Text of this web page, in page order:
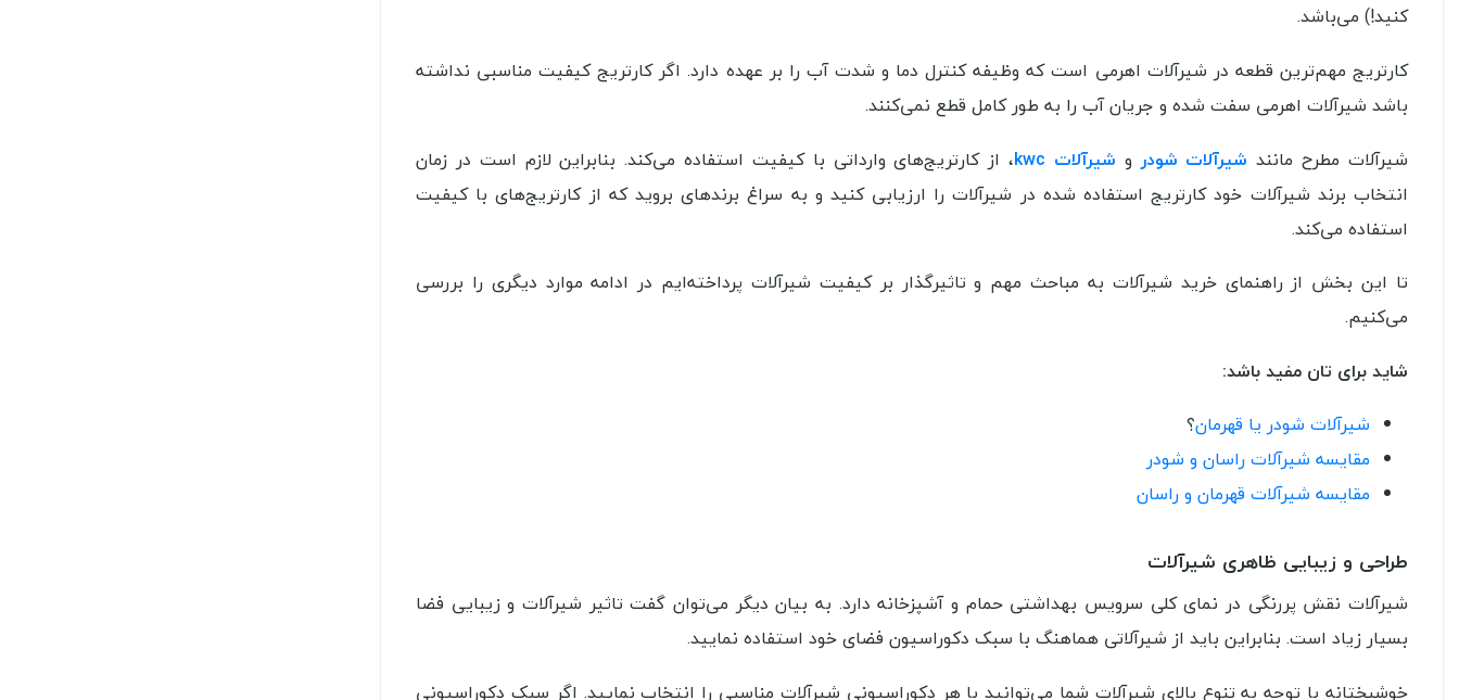
کنید!) می‌باشد.
کارتریج مهم‌ترین قطعه در شیرآلات اهرمی است که وظیفه کنترل دما و شدت آب را بر عهده دارد. اگر کارتریج کیفیت مناسبی نداشته
باشد شیرآلات اهرمی سفت شده و جریان آب را به طور کامل قطع نمی‌کنند.
شیرآلات مطرح مانند شیرآلات شودر و شیرآلات kwc
، از کارتریج‌های وارداتی با کیفیت استفاده می‌کند. بنابراین لازم است در زمان
انتخاب برند شیرآلات خود کارتریج استفاده شده در شیرآلات را ارزیابی کنید و به سراغ برندهای بروید که از کارتریج‌های با کیفیت
استفاده می‌کند.
تا این بخش از راهنمای خرید شیرآلات به مباحث مهم و تاثیرگذار بر کیفیت شیرآلات پرداخته‌ایم در ادامه موارد دیگری را بررسی
می‌کنیم.
شاید برای تان مفید باشد:
شیرآلات شودر یا قهرمان؟
مقایسه شیرآلات راسان و شودر
مقایسه شیرآلات قهرمان و راسان
طراحی و زیبایی ظاهری شیرآلات
شیرآلات نقش پررنگی در نمای کلی سرویس بهداشتی حمام و آشپزخانه دارد. به بیان دیگر می‌توان گفت تاثیر شیرآلات و زیبایی فضا
بسیار زیاد است. بنابراین باید از شیرآلاتی هماهنگ با سبک دکوراسیون فضای خود استفاده نمایید.
خوشبختانه با توجه به تنوع بالای شیرآلات شما می‌توانید با هر دکوراسیونی شیرآلات مناسبی را انتخاب نمایید. اگر سبک دکوراسیونی